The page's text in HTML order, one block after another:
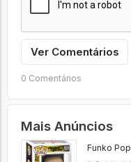
Ver Comentários
0 Comentários
Mais Anúncios
Funko